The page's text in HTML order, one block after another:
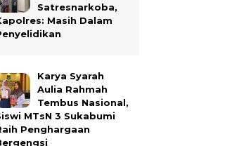
Satresnarkoba,
Masih Dalam
Karya Syarah
Aulia Rahmah
Tembus Nasional,
MTsN 3 Sukabumi
Penghargaan